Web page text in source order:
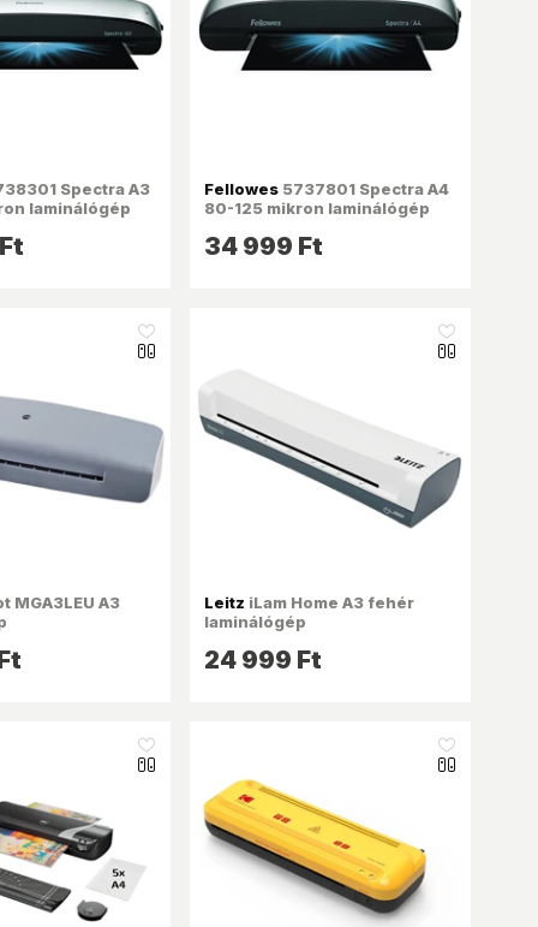
Spectra A3
laminálógép
Fellowes 5737801 Spectra A4
80-125 mikron laminálógép
34 999 Ft
like_16
MGA3LEU A3
like_16
Leitz iLam Home A3 fehér
laminálógép
24 999 Ft
like_16 like_16